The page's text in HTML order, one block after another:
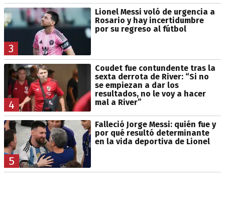
3
Lionel Messi voló de urgencia a
Rosario y hay incertidumbre
por su regreso al fútbol
4
Coudet fue contundente tras la
sexta derrota de River: “Si no
se empiezan a dar los
resultados, no le voy a hacer
mal a River”
5
Falleció Jorge Messi: quién fue y
por qué resultó determinante
en la vida deportiva de Lionel